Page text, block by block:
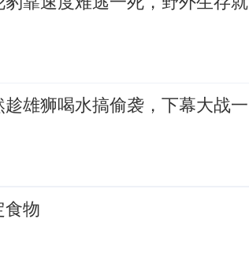
雄狮喝水搞偷袭，下幕大战一
食物